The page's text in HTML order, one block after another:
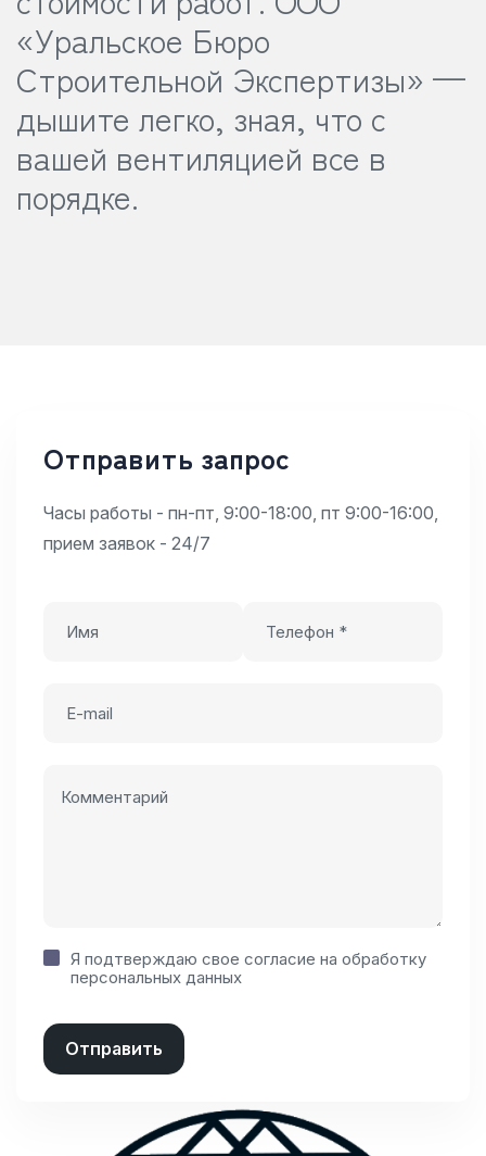
«Уральское Бюро
Строительной Экспертизы» —
дышите легко, зная, что с
вашей вентиляцией все в
порядке.
Отправить запрос
Часы работы - пн-пт, 9:00-18:00, пт 9:00-16:00,
прием заявок - 24/7
Я подтверждаю свое согласие на обработку
персональных данных
Отправить